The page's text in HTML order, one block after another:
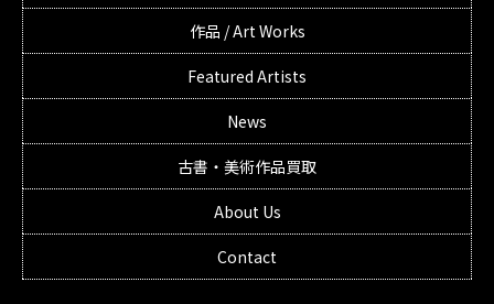
作品 / Art Works
Featured Artists
News
古書・美術作品買取
About Us
Contact